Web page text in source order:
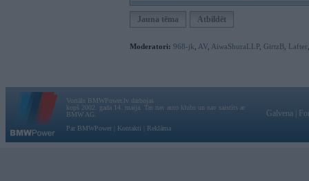
Jauna tēma Atbildēt
Moderatori: 968-jk AV AiwaShuraLLP, GirtzB Lafter
Vortāls BMWPower.lv darbojas
kopš 2002. gada 14. maija. Tas nav auto klubs un nav saistīts ar
BMW AG.
Par BMWPower
Kontakti Reklāma
Galvena